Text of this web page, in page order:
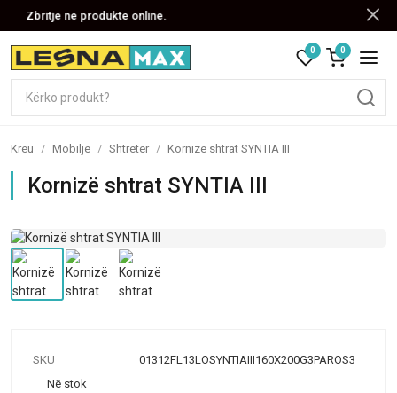
Zbritje ne produkte online.
0 0
Kreu / Mobilje / Shtretër / Kornizë shtrat SYNTIA III
Kornizë shtrat SYNTIA III
SKU
01312FL13LOSYNTIAIII160X200G3PAROS3
Në stok